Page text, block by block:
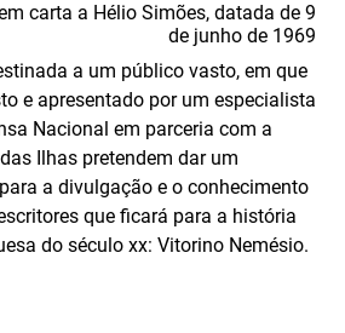
carta a Hélio Simões, datada de 9
de junho de 1969
a um público vasto, em que
e apresentado por um especialista
Nacional em parceria com a
Ilhas pretendem dar um
a divulgação e o conhecimento
que ficará para a história
do século xx: Vitorino Nemésio.